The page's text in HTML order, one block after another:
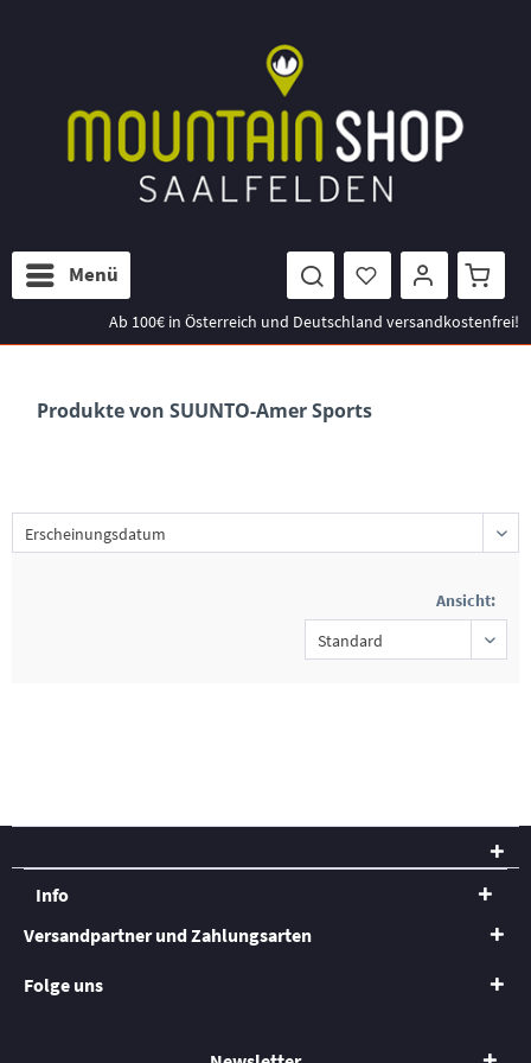
Menü
Ab 100€ in Österreich und Deutschland versandkostenfrei!
Produkte von SUUNTO-Amer Sports
Ansicht:
Info
Versandpartner und Zahlungsarten
Folge uns